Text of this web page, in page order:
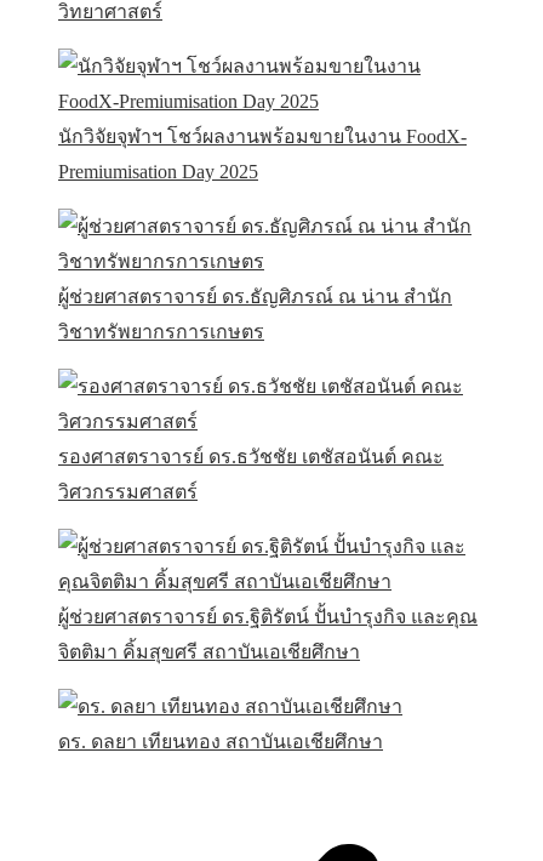
วิทยาศาสตร์
นักวิจัยจุฬาฯ โชว์ผลงานพร้อมขายในงาน FoodX-
Premiumisation Day 2025
ผู้ช่วยศาสตราจารย์ ดร.ธัญศิภรณ์ ณ น่าน สำนัก
วิชาทรัพยากรการเกษตร
รองศาสตราจารย์ ดร.ธวัชชัย เตชัสอนันต์ คณะ
วิศวกรรมศาสตร์
ผู้ช่วยศาสตราจารย์ ดร.ฐิติรัตน์ ปั้นบำรุงกิจ และคุณ
จิตติมา คิ้มสุขศรี สถาบันเอเชียศึกษา
ดร. ดลยา เทียนทอง สถาบันเอเชียศึกษา